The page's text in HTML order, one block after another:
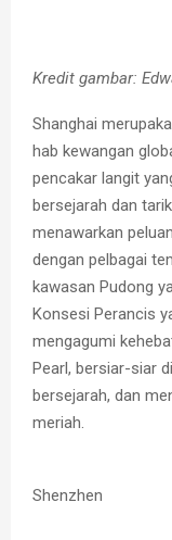
Kredit gambar:
Shanghai
hab kewangan
pencakar langit
bersejarah dan
menawarkan
dengan pelbagai
kawasan Pudong
Konsesi Perancis
mengagumi
Pearl, bersiar-siar
bersejarah, dan
meriah.
Shenzhen